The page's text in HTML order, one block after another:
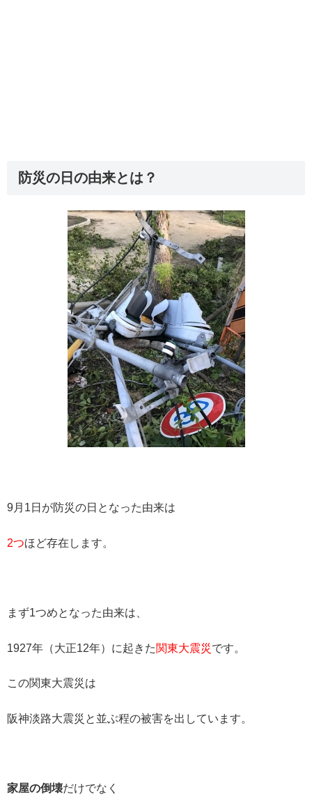
防災の日の由来とは？
9月1日が防災の日となった由来は
2つほど存在します。
まず1つめとなった由来は、
1927年（大正12年）に起きた関東大震災です。
この関東大震災は
阪神淡路大震災と並ぶ程の被害を出しています。
家屋の倒壊だけでなく